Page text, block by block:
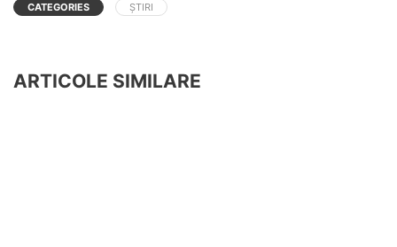
CATEGORIES ȘTIRI
ARTICOLE SIMILARE